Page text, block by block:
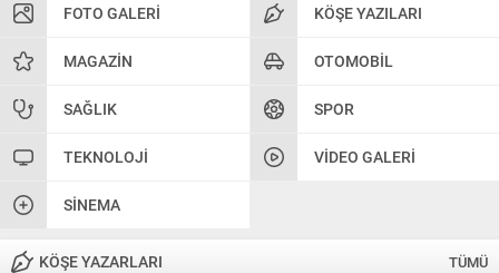
FOTO GALERI KÖŞE YAZILARI
MAGAZIN OTOMOBIL
SAĞLIK SPOR
TEKNOLOJI VIDEO GALERI
SINEMA
KÖŞE YAZARLARI TÜMÜ